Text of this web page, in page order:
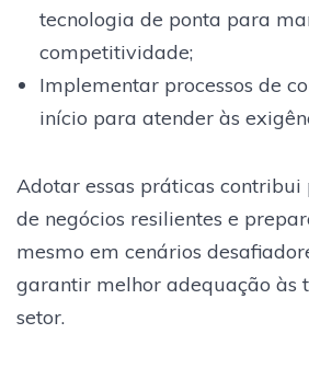
tecnologia de ponta para
competitividade;
Implementar processos de
início para atender às
Adotar essas práticas contribui
de negócios resilientes e
mesmo em cenários
garantir melhor adequação às
setor.